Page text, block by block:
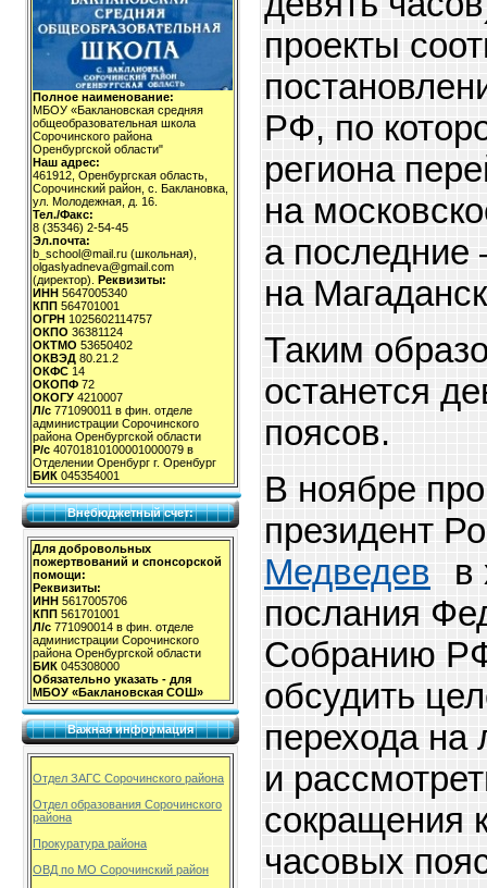
Полное наименование:
МБОУ «Баклановская средняя
общеобразовательная школа
Сорочинского района
Оренбургской области"
Наш адрес:
461912, Оренбургская область,
Сорочинский район, с. Баклановка,
ул. Молодежная, д. 16.
Тел./Факс:
8 (35346) 2-54-45
Эл.почта:
b_school@mail.ru (школьная),
olgaslyadneva@gmail.com
(директор). Реквизиты:
ИНН 5647005340
КПП 564701001
ОГРН 1025602114757
ОКПО 36381124
ОКТМО 53650402
ОКВЭД 80.21.2
ОКФС 14
ОКОПФ 72
ОКОГУ 4210007
Л/с 771090011 в фин. отделе
администрации Сорочинского
района Оренбургской области
Р/с 40701810100001000079 в
Отделении Оренбург г. Оренбург
БИК 045354001
Внебюджетный счет:
Для добровольных
пожертвований и спонсорской
помощи:
Реквизиты:
ИНН 5617005706
КПП 561701001
Л/с 771090014 в фин. отделе
администрации Сорочинского
района Оренбургской области
БИК 045308000
Обязательно указать - для
МБОУ «Баклановская СОШ»
Важная информация
Отдел ЗАГС Сорочинского района
Отдел образования Сорочинского
района
Прокуратура района
ОВД по МО Сорочинский район
проекты
РФ, по
региона
на
а
на
Таким
останется
поясов.
В ноябре
президент
Медведев
в
послания
Собранию
обсудить
перехода на
и
сокращения
часовых